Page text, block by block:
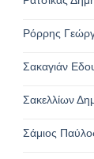
Ρόρρης
Σακαγιάν
Σακελλίων
Σάμιος